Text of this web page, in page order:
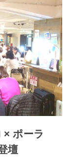
ポーラ
壇